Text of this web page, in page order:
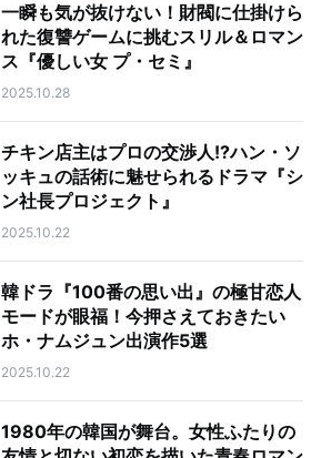
一瞬も気が抜けない！財閥に仕掛けら
れた復讐ゲームに挑むスリル＆ロマン
ス『優しい女 プ・セミ』
2025.10.28
チキン店主はプロの交渉人!?ハン・ソ
ッキュの話術に魅せられるドラマ『シ
ン社長プロジェクト』
2025.10.22
韓ドラ『100番の思い出』の極甘恋人
モードが眼福！今押さえておきたい
ホ・ナムジュン出演作5選
2025.10.22
1980年の韓国が舞台。女性ふたりの